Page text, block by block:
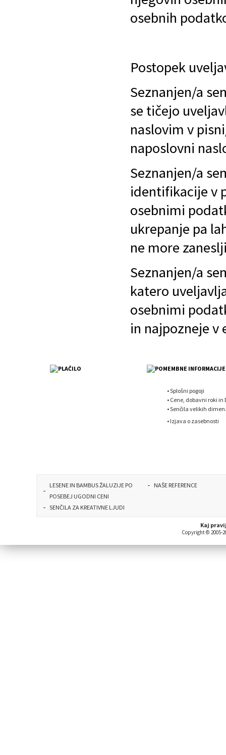
osebnih
Postopek
Seznanjen/a
se tičejo
naslovim v
naposlovni
Seznanjen/a
identifikacije v
osebnimi
ukrepanje pa
ne more
Seznanjen/a
katero
osebnimi
in najpozneje v
•Splošni pogoji
• Cene, dobavni roki in
•Senčila velikih
• Izjava o zasebnosti
LESENE IN BAMBUS ŽALUZIJE PO
POSEBEJ UGODNI CENI
SENČILA ZA KREATIVNE LJUDI
NAŠE REFERENCE
Kaj
Copyright © 2005-